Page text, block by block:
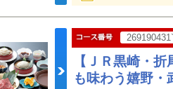
【ＪＲ黒崎・
も味わう嬉野